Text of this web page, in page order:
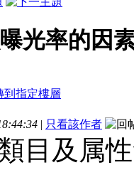
光率的因
| 只看該作者
目及属